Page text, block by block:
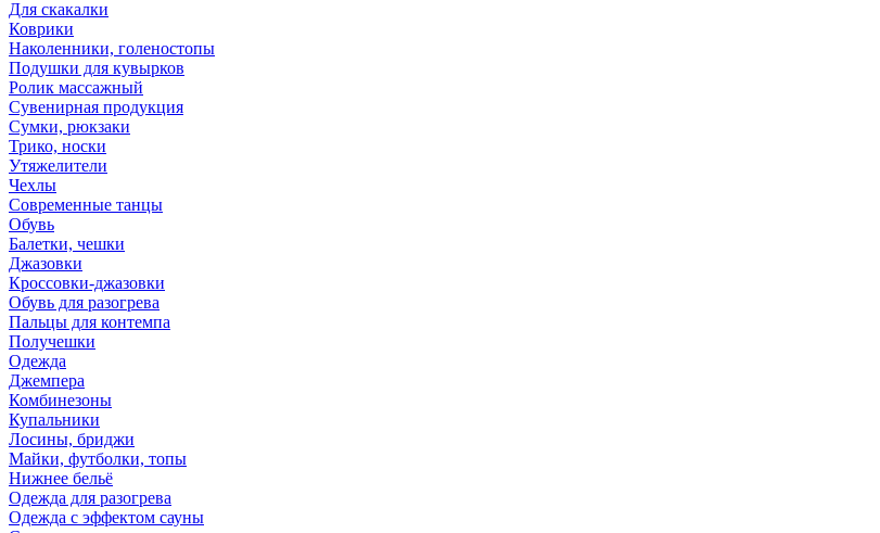
Для скакалки
Коврики
Наколенники, голеностопы
Подушки для кувырков
Ролик массажный
Сувенирная продукция
Сумки, рюкзаки
Трико, носки
Утяжелители
Чехлы
Современные танцы
Обувь
Балетки, чешки
Джазовки
Кроссовки-джазовки
Обувь для разогрева
Пальцы для контемпа
Получешки
Одежда
Джемпера
Комбинезоны
Купальники
Лосины, бриджи
Майки, футболки, топы
Нижнее бельё
Одежда для разогрева
Одежда с эффектом сауны